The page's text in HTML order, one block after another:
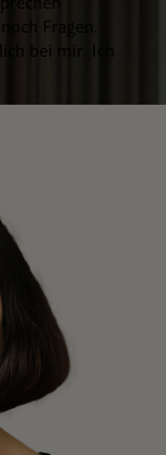
Fragen.
bei mir. Ich